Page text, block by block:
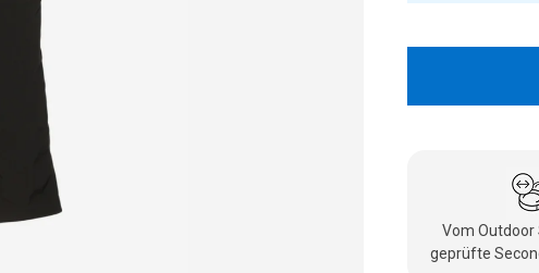
Vom Outdoor
geprüfte